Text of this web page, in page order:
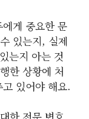
게 중요한 문
있는지, 실제
는지 아는 것
한 상황에 처
있어야 해요.